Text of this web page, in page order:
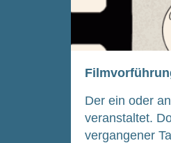
Der ein oder
ver­an­stal­tet.
ver­gan­ge­ner